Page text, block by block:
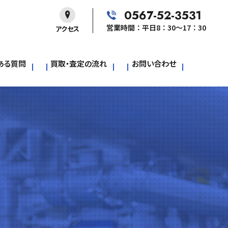
アクセス
0567-52-3531
営業時間：平日8：30～17：30
る質問 買取・査定の流れ お問い合わせ